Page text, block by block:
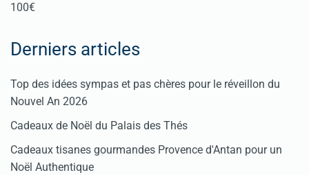
100€
Derniers articles
Top des idées sympas et pas chères pour le réveillon du
Nouvel An 2026
Cadeaux de Noël du Palais des Thés
Cadeaux tisanes gourmandes Provence d'Antan pour un
Noël Authentique